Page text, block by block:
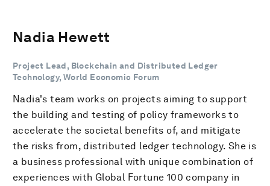
Nadia Hewett
Project Lead, Blockchain and Distributed Ledger
Technology, World Economic Forum
Nadia's team works on projects aiming to support
the building and testing of policy frameworks to
accelerate the societal benefits of, and mitigate
the risks from, distributed ledger technology. She is
a business professional with unique combination of
experiences with Global Fortune 100 company in